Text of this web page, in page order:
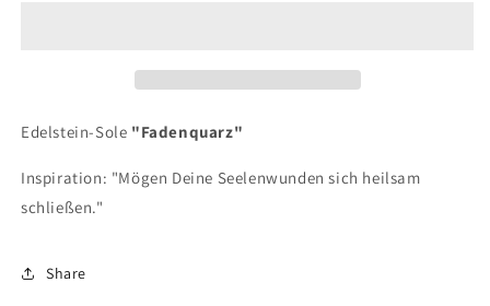
Edelstein-Sole "Fadenquarz"
Inspiration: "Mögen Deine Seelenwunden sich heilsam
schließen."
Share